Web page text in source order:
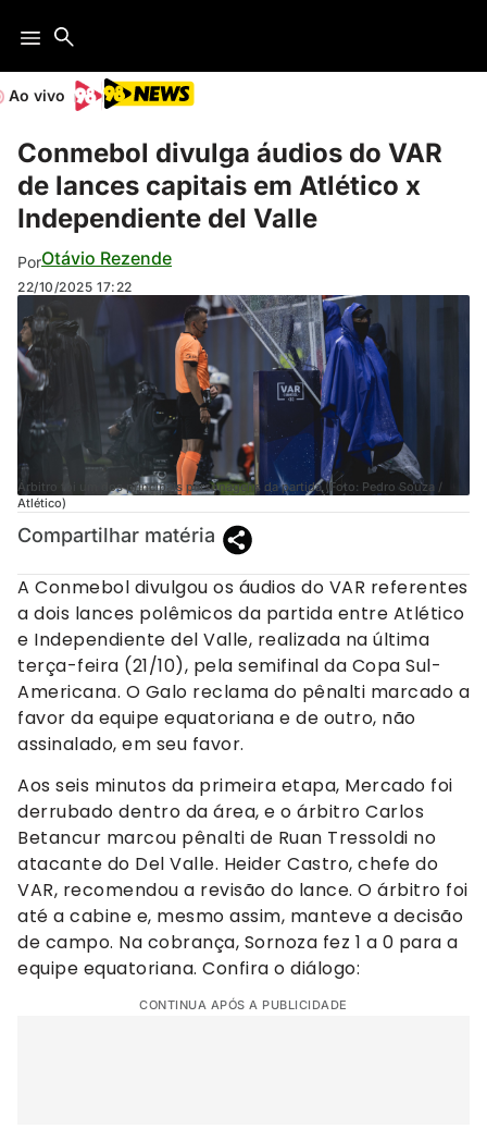
Ao vivo
Conmebol divulga áudios do VAR
de lances capitais em Atlético x
Independiente del Valle
PorOtávio Rezende
22/10/2025 17:22
Árbitro foi um dos principais personagens da partida (Foto: Pedro Souza /
Atlético)
Compartilhar matéria
A Conmebol divulgou os áudios do VAR referentes
a dois lances polêmicos da partida entre Atlético
e Independiente del Valle, realizada na última
terça-feira (21/10), pela semifinal da Copa Sul-
Americana. O Galo reclama do pênalti marcado a
favor da equipe equatoriana e de outro, não
assinalado, em seu favor.
Aos seis minutos da primeira etapa, Mercado foi
derrubado dentro da área, e o árbitro Carlos
Betancur marcou pênalti de Ruan Tressoldi no
atacante do Del Valle. Heider Castro, chefe do
VAR, recomendou a revisão do lance. O árbitro foi
até a cabine e, mesmo assim, manteve a decisão
de campo. Na cobrança, Sornoza fez 1 a 0 para a
equipe equatoriana. Confira o diálogo:
CONTINUA APÓS A PUBLICIDADE